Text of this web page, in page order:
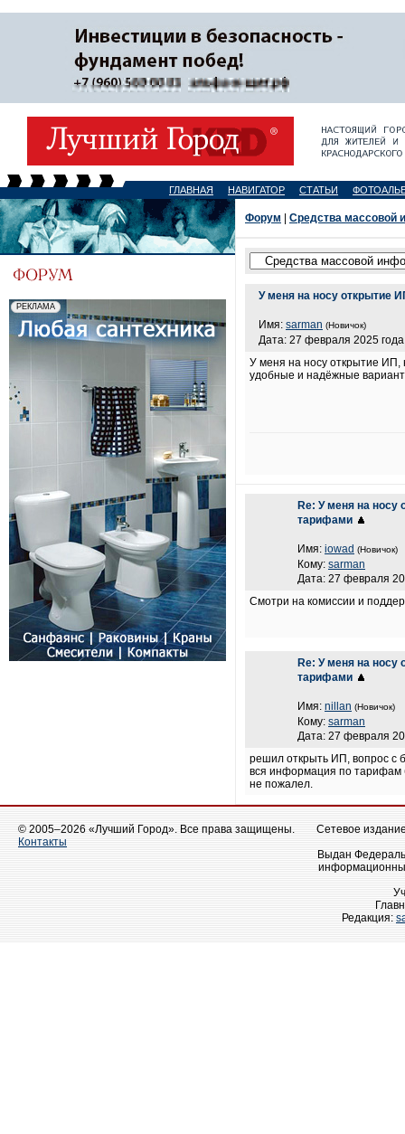
ГЛАВНАЯ НАВИГАТОР СТАТЬИ
Форум Средства массовой
У меня на носу открытие
Имя: sarman (Новичок)
Дата: 27 февраля 2025
У меня на носу открытие ИП,
удобные и надёжные
Re: У меня на
тарифами
Имя: iowad (Новичок)
Кому: sarman
Дата: 27 февраля
Смотри на комиссии и
Re: У меня на
тарифами
Имя: nillan (Новичок)
Кому: sarman
Дата: 27 февраля
решил открыть ИП, вопрос с
вся информация по тарифам
не пожалел.
© 2005–2026 «Лучший Город». Все права защищены.
Контакты
Сетевое
Выдан
Редакция: